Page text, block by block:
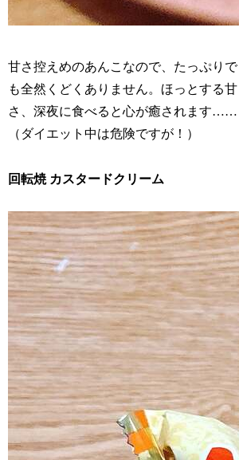
甘さ控えめのあんこなので、たっぷりで
も全然くどくありません。ほっとする甘
さ、深夜に食べると心が癒されます……
（ダイエット中は危険ですが！）
回転焼 カスタードクリーム